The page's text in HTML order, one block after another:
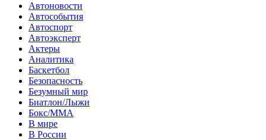
Автоновости
Автособытия
Автоспорт
Автоэксперт
Актеры
Аналитика
Баскетбол
Безопасность
Безумный мир
Биатлон/Лыжи
Бокс/MMA
В мире
В России